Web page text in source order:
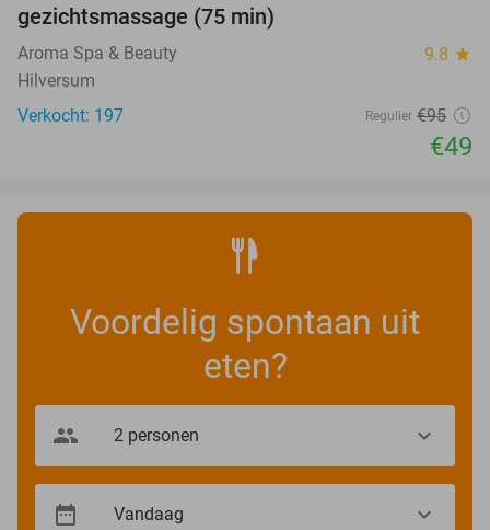
gezichtsmassage (75 min)
Aroma Spa & Beauty 9.8 star
Hilversum
Verkocht: 197
Regulier €95
€49
Voordelig spontaan uit
eten?